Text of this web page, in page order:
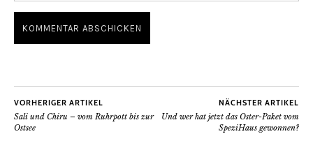
VORHERIGER ARTIKEL
Sali und Chiru – vom Ruhrpott bis zur
Ostsee
NÄCHSTER ARTIKEL
Und wer hat jetzt das Oster-Paket vom
SpeziHaus gewonnen?